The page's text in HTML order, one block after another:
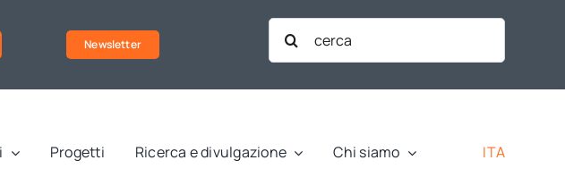
Newsletter
Cerca
per:
Progetti Ricerca e divulgazione Chi siamo ITA